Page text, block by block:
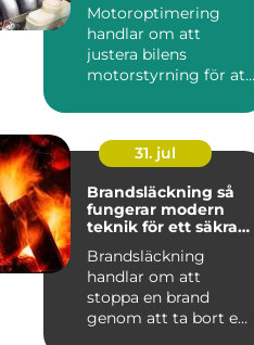
Motoroptimering
handlar om att
justera bilens
motorstyrning för att
gasrespons ...
31. jul
Brandsläckning så
fungerar modern
teknik för ett säkrare
Brandsläckning
handlar om att
stoppa en brand
genom att ta bort en